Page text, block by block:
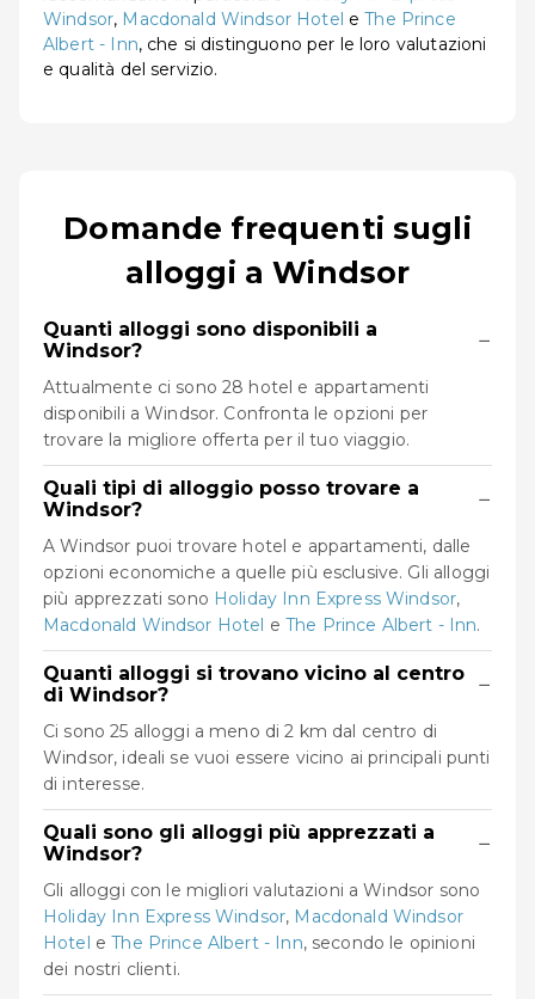
Windsor, Macdonald Windsor Hotel eThe Prince
Albert - Inn, che si distinguono per le loro valutazioni
e qualità del servizio.
Domande frequenti sugli
alloggi a Windsor
Quanti alloggi sono disponibili a
Windsor?
−
Attualmente ci sono 28 hotel e appartamenti
disponibili a Windsor. Confronta le opzioni per
trovare la migliore offerta per il tuo viaggio.
Quali tipi di alloggio posso trovare a
Windsor?
−
A Windsor puoi trovare hotel e appartamenti, dalle
opzioni economiche a quelle più esclusive. Gli alloggi
più apprezzati sono Holiday Inn Express Windsor,
Macdonald Windsor Hotel e The Prince Albert - Inn.
Quanti alloggi si trovano vicino al centro
di Windsor?
−
Ci sono 25 alloggi a meno di 2 km dal centro di
Windsor, ideali se vuoi essere vicino ai principali punti
di interesse.
Quali sono gli alloggi più apprezzati a
Windsor?
−
Gli alloggi con le migliori valutazioni a Windsor sono
Holiday Inn Express Windsor, Macdonald Windsor
Hotel eThe Prince Albert - Inn, secondo le opinioni
dei nostri clienti.